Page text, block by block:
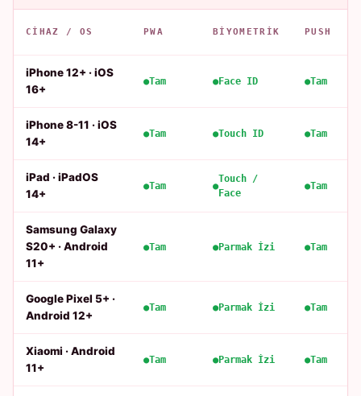
CIHAZ / OS PWA BIYOMETRIK PUSH
iPhone 12+ · iOS
16+
Tam Face ID Tam
iPhone 8-11 · iOS
14+
Tam Touch ID Tam
iPad · iPadOS
14+
Tam
Touch /
Face
Tam
Samsung Galaxy
S20+ · Android
11+
Tam Parmak İzi Tam
Google Pixel 5+ ·
Android 12+
Tam Parmak İzi Tam
Xiaomi · Android
11+
Tam Parmak İzi Tam